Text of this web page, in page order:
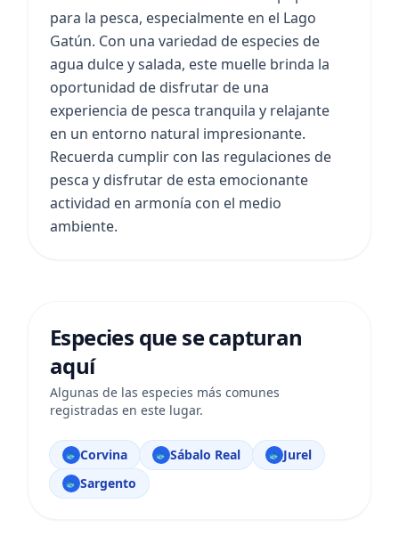
para la pesca, especialmente en el Lago
Gatún. Con una variedad de especies de
agua dulce y salada, este muelle brinda la
oportunidad de disfrutar de una
experiencia de pesca tranquila y relajante
en un entorno natural impresionante.
Recuerda cumplir con las regulaciones de
pesca y disfrutar de esta emocionante
actividad en armonía con el medio
ambiente.
Especies que se capturan
aquí
Algunas de las especies más comunes
registradas en este lugar.
🐟 Corvina 🐟 Sábalo Real 🐟 Jurel
🐟 Sargento